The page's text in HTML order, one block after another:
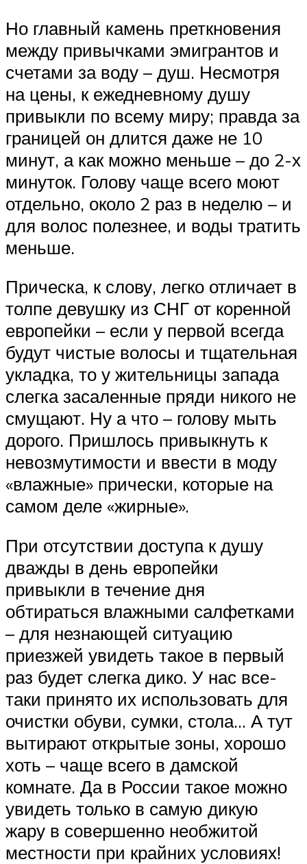
Но главный камень преткновения
между привычками эмигрантов и
счетами за воду – душ. Несмотря
на цены, к ежедневному душу
привыкли по всему миру; правда за
границей он длится даже не 10
минут, а как можно меньше – до 2-х
минуток. Голову чаще всего моют
отдельно, около 2 раз в неделю – и
для волос полезнее, и воды тратить
меньше.
Прическа, к слову, легко отличает в
толпе девушку из СНГ от коренной
европейки – если у первой всегда
будут чистые волосы и тщательная
укладка, то у жительницы запада
слегка засаленные пряди никого не
смущают. Ну а что – голову мыть
дорого. Пришлось привыкнуть к
невозмутимости и ввести в моду
«влажные» прически, которые на
самом деле «жирные».
При отсутствии доступа к душу
дважды в день европейки
привыкли в течение дня
обтираться влажными салфетками
– для незнающей ситуацию
приезжей увидеть такое в первый
раз будет слегка дико. У нас все-
таки принято их использовать для
очистки обуви, сумки, стола… А тут
вытирают открытые зоны, хорошо
хоть – чаще всего в дамской
комнате. Да в России такое можно
увидеть только в самую дикую
жару в совершенно необжитой
местности при крайних условиях!